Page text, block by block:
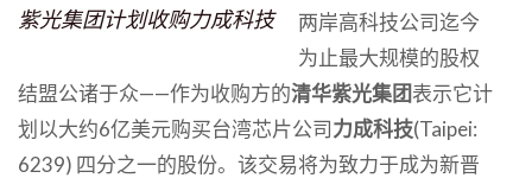
紫光集团计划收购力成科技
两岸高科技公司迄今
为止最大规模的股权
结盟公诸于众——作为收购方的清华紫光集团表示它计
划以大约6亿美元购买台湾芯片公司力成科技(Taipei:
6239) 四分之一的股份。该交易将为致力于成为新晋